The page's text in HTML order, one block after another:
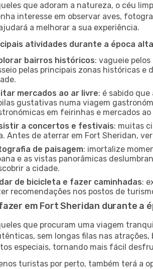
que adoram a natureza, o céu
interesse em observar aves,
a melhorar a sua experiência.
atividades durante a época
bairros históricos: vagueie
pelas principais zonas históricas
mercados ao ar livre: é sabido
gustativas numa viagem
em feirinhas e mercados ao
a concertos e festivais: muitas
Antes de aterrar em Fort Sheridan,
de paisagem: imortalize
e as vistas panorâmicas
a cidade.
de bicicleta e fazer caminhadas:
recomendações nos postos de
em Fort Sheridan durante a
que procuram uma viagem
sem longas filas nas
especiais, tornando mais fácil
turistas por perto, também terá a